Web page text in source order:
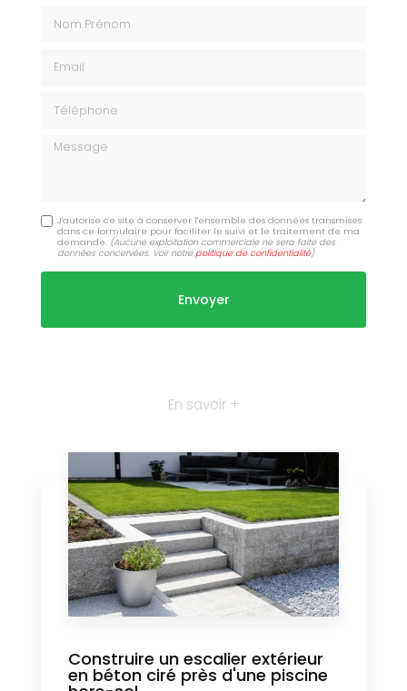
Message
J'autorise ce site à conserver l'ensemble des données transmises
dans ce formulaire pour faciliter le suivi et le traitement de ma
demande. (Aucune exploitation commerciale ne sera faite des
données concervées. Voir notrepolitique de confidentialité)
En savoir +
Construire un escalier extérieur
en béton ciré près d'une piscine